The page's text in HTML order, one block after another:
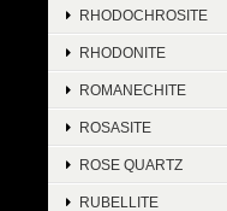
RHODOCHROSITE
RHODONITE
ROMANECHITE
ROSASITE
ROSE QUARTZ
RUBELLITE